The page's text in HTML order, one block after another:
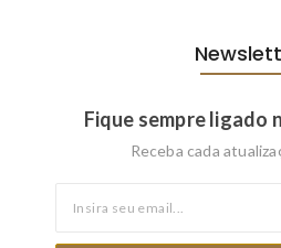
Fique sempre ligado
Receba cada